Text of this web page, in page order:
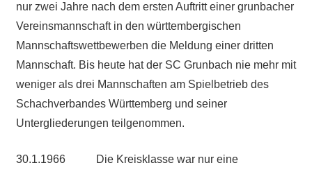
nur zwei Jahre nach dem ersten Auftritt einer grunbacher
Vereinsmannschaft in den württembergischen
Mannschaftswettbewerben die Meldung einer dritten
Mannschaft. Bis heute hat der SC Grunbach nie mehr mit
weniger als drei Mannschaften am Spielbetrieb des
Schachverbandes Württemberg und seiner
Untergliederungen teilgenommen.
30.1.1966 Die Kreisklasse war nur eine